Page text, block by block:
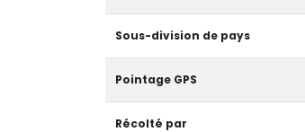
Sous-division de pays
Pointage GPS
Récolté par